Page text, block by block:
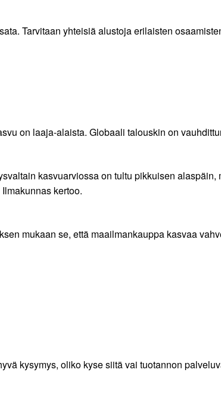
Tarvitaan yhteisiä alustoja erilaisten
on laaja-alaista. Globaali talouskin on
kasvuarviossa on tultu pikkuisen
kertoo.
mukaan se, että maailmankauppa kasvaa
kysymys, oliko kyse siitä vai tuotannon